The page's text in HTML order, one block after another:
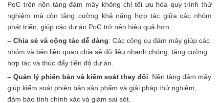
PoC trên nền tảng đám mây không chỉ tối ưu hóa quy trình thử
nghiệm mà còn tăng cường khả năng hợp tác giữa các nhóm
phát triển, giúp các dự án PoC trở nên hiệu quả hơn.
– Chia sẻ và cộng tác dễ dàng: Các công cụ đám mây giúp các
nhóm và bên liên quan chia sẻ dữ liệu nhanh chóng, tăng cường
hợp tác và thúc đẩy tiến độ dự án.
– Quản lý phiên bản và kiểm soát thay đổi: Nền tảng đám mây
giúp kiểm soát phiên bản sản phẩm và giải pháp thử nghiệm,
đảm bảo tính chính xác và giảm sai sót.